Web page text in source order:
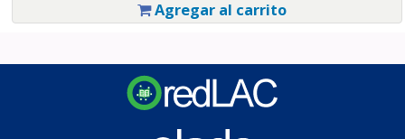
Agregar al carrito